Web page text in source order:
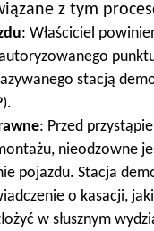
z tym
: Właściciel
stacją
: Przed
nieodzowne
pojazdu. Stacja
o kasacji,
w słusznym